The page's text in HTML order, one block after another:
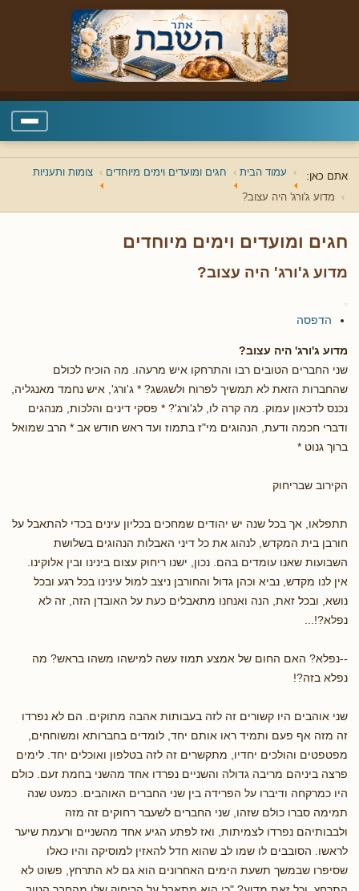
אתם כאן: עמוד הבית חגים ומועדים וימים מיוחדים צומות ותעניות
מדוע ג'ורג' היה עצוב?
חגים ומועדים וימים מיוחדים
מדוע ג'ורג' היה עצוב?
הדפסה
מדוע ג'ורג' היה עצוב?
שני החברים הטובים רבו והתרחקו איש מרעהו. מה הוכיח לכולם
שהחברות הזאת לא תמשיך לפרוח ולשגשג? * ג'ורג', איש נחמד מאנגליה,
נכנס לדכאון עמוק. מה קרה לו, לג'ורג'? * פסקי דינים והלכות, מנהגים
ודברי חכמה ודעת, הנהוגים מי"ז בתמוז ועד ראש חודש אב * הרב שמואל
ברוך גנוט *
הקירוב שבריחוק
תתפלאו, אך בכל שנה יש יהודים שמחכים בכליון עינים בכדי להתאבל על
חורבן בית המקדש, לנהוג את כל דיני האבלות הנהוגים בשלושת
השבועות שאנו עומדים בהם. נכון, ישנו ריחוק עצום בינינו ובין אלוקינו.
אין לנו מקדש, נביא וכהן גדול והחורבן ניצב למול עינינו בכל רגע ובכל
נושא, ובכל זאת, הנה ואנחנו מתאבלים כעת על האובדן הזה, זה לא
נפלא?!...
--נפלא? האם החום של אמצע תמוז עשה למישהו משהו בראש? מה
נפלא בזה?!
שני אוהבים היו קשורים זה לזה בעבותות אהבה מתוקים. הם לא נפרדו
זה מזה אף פעם ותמיד ראו אותם יחד, לומדים בחברותא ומשוחחים,
מפטפטים והולכים יחדיו, מתקשרים זה לזה בטלפון ואוכלים יחד. לימים
פרצה ביניהם מריבה גדולה והשניים נפרדו אחד מהשני בחמת זעם. כולם
היו כמרקחה ודיברו על הפרידה בין שני החברים האוהבים. כמעט שנה
תמימה סברו כולם שזהו, שני החברים לשעבר רחוקים זה מזה
ולבבותיהם נפרדו לצמיתות, ואז לפתע הגיע אחד מהשניים ורעמת שיער
לראשו. הסובבים לו שמו לב שהוא חדל להאזין למוסיקה והיו כאלו
שסיפרו שבמשך תשעת הימים האחרונים הוא גם לא התרחץ, פשוט לא